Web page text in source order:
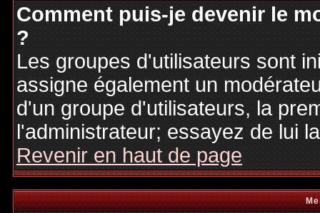
Comment puis-je devenir le
?
Les groupes d'utilisateurs sont
assigne également un
d'un groupe d'utilisateurs, la
l'administrateur; essayez de lui
Revenir en haut de page